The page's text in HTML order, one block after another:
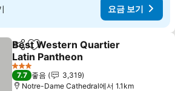
요금 보기
공유 즐겨찾기에 추가
Best Western Quartier
Latin Pantheon
3 성급
7.7 좋음
3,319
Notre-Dame Cathedral에서 1.1km